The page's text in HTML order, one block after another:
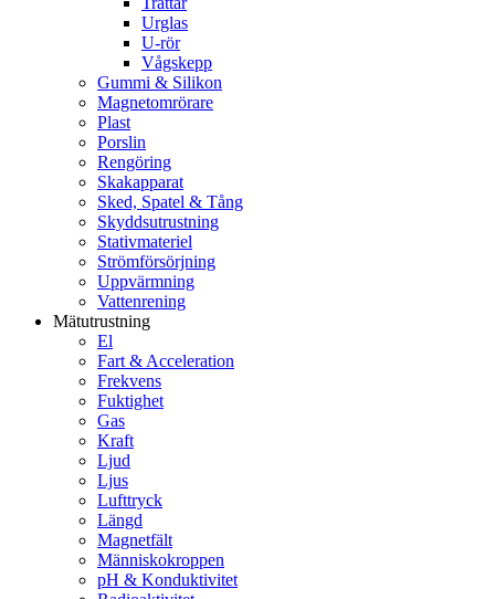
Urglas
U-rör
Vågskepp
Gummi & Silikon
Magnetomrörare
Plast
Porslin
Rengöring
Skakapparat
Sked, Spatel & Tång
Skyddsutrustning
Stativmateriel
Strömförsörjning
Uppvärmning
Vattenrening
Mätutrustning
El
Fart & Acceleration
Frekvens
Fuktighet
Gas
Kraft
Ljud
Ljus
Lufttryck
Längd
Magnetfält
Människokroppen
pH & Konduktivitet